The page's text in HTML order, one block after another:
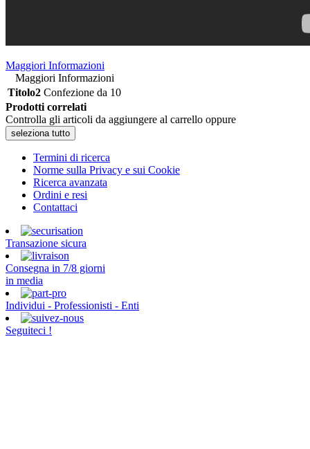
Maggiori Informazioni
Maggiori Informazioni
Titolo2 Confezione da 10
Prodotti correlati
Controlla gli articoli da aggiungere al carrello oppure
seleziona tutto
Termini di ricerca
Norme sulla Privacy e sui Cookie
Ricerca avanzata
Ordini e resi
Contattaci
Transazione sicura
Consegna in 7/8 giorni
in media
Individui - Professionisti - Enti
Seguiteci !